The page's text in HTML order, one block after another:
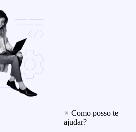
× Como posso te
ajudar?